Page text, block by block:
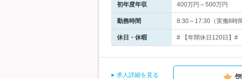
初年度年収 400万円～500万円
勤務時間 8:30～17:30（実働8時
休日・休暇 # 【年間休日120日】#
求人詳細を見る